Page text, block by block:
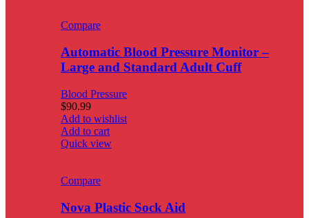
Compare
Automatic Blood Pressure Monitor –
Large and Standard Adult Cuff
Blood Pressure
$90.99
Add to wishlist
Add to cart
Quick view
Compare
Nova Plastic Sock Aid